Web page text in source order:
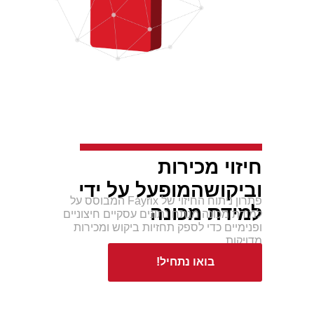
חיזוי מכירות
וביקושהמופעל על ידי
למידת מכונה
פתרון ניתוח החיזוי של Fayrix המבוסס על
למידת מכונה מנתח נתונים עסקיים חיצוניים
ופנימיים כדי לספק תחזיות ביקוש ומכירות
מדויקות.
בואו נתחיל!